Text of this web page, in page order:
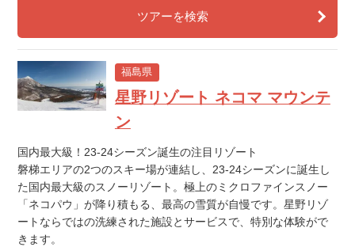
ツアーを検索
福島県
星野リゾート ネコマ マウンテ
ン
国内最大級！23-24シーズン誕生の注目リゾート
磐梯エリアの2つのスキー場が連結し、23-24シーズンに誕生し
た国内最大級のスノーリゾート。極上のミクロファインスノー
「ネコパウ」が降り積もる、最高の雪質が自慢です。星野リゾ
ートならではの洗練された施設とサービスで、特別な体験がで
きます。